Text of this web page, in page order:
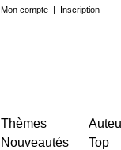
Mon compte | Inscription
Thèmes
Nouveautés
Top